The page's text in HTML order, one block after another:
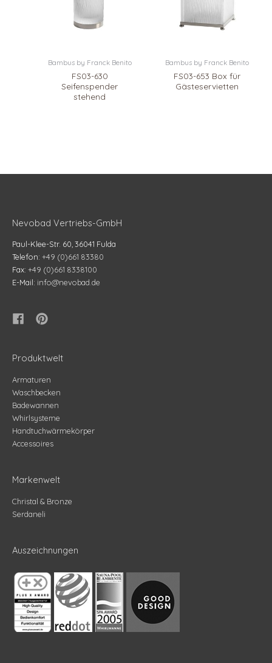
Bambus by Franck Benito
FS03-630
Seifenspender
stehend
Bambus by Franck Benito
FS03-653 Box für
Gästeservietten
Nevobad Vertriebs-GmbH
Paul-Klee-Str. 60, 36041 Fulda
Telefon: +49 (0)661 83380
Fax: +49 (0)661 8338100
E-Mail: info@nevobad.de
Produktwelt
Armaturen
Waschbecken
Badewannen
Whirlsysteme
Handtuchwärmekörper
Accessoires
Markenwelt
Christal & Bronze
Serdaneli
Auszeichnungen